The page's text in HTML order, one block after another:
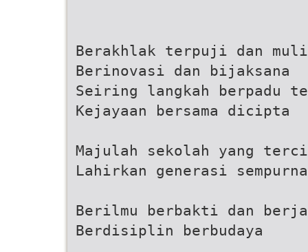
Berakhlak terpuji dan
Berinovasi dan bijaksana
Seiring langkah berpadu
Kejayaan bersama dicipta
Majulah sekolah yang
Lahirkan generasi sempurna
Berilmu berbakti dan
Berdisiplin berbudaya